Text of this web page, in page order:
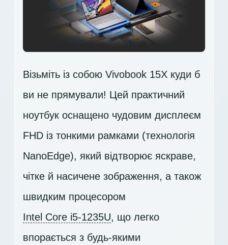
Візьміть із собою Vivobook 15X куди б
ви не прямували! Цей практичний
ноутбук оснащено чудовим дисплеєм
FHD із тонкими рамками (технологія
NanoEdge), який відтворює яскраве,
чітке й насичене зображення, а також
швидким процесором
Intel Core i5-1235U, що легко
впорається з будь-якими